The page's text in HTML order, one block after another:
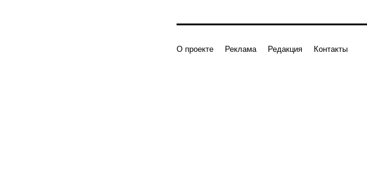
О проекте Реклама Редакция Контакты